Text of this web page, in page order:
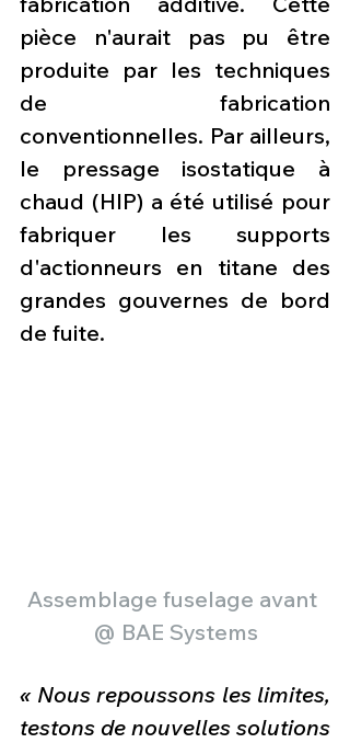
pièce n'aurait pas pu être
produite par les techniques
de fabrication
conventionnelles. Par ailleurs,
le pressage isostatique à
chaud (HIP) a été utilisé pour
fabriquer les supports
d'actionneurs en titane des
grandes gouvernes de bord
de fuite.
Assemblage fuselage avant
@ BAE Systems
« Nous repoussons les limites,
testons de nouvelles solutions